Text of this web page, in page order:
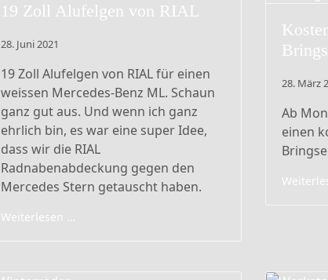
19 Zoll Alufelgen von RIAL
28. Juni 2021
19 Zoll Alufelgen von RIAL für einen
weissen Mercedes-Benz ML. Schaun
ganz gut aus. Und wenn ich ganz
ehrlich bin, es war eine super Idee,
dass wir die RIAL
Radnabenabdeckung gegen den
Mercedes Stern getauscht haben.
Weiterlesen …
28. März
Ab
einen